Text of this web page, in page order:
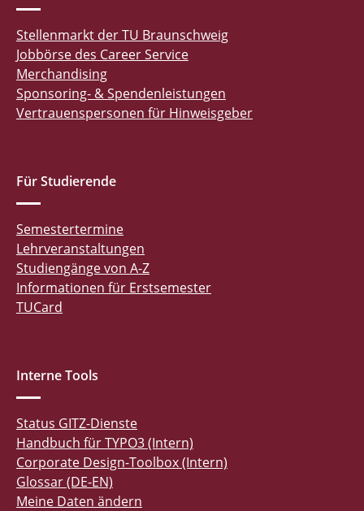
Stellenmarkt der TU Braunschweig
Jobbörse des Career Service
Merchandising
Sponsoring- & Spendenleistungen
Vertrauenspersonen für Hinweisgeber
Für Studierende
Semestertermine
Lehrveranstaltungen
Studiengänge von A-Z
Informationen für Erstsemester
TUCard
Interne Tools
Status GITZ-Dienste
Handbuch für TYPO3 (Intern)
Corporate Design-Toolbox (Intern)
Glossar (DE-EN)
Meine Daten ändern